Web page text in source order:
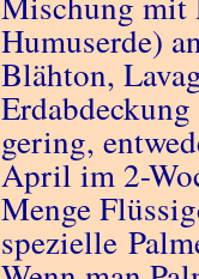
Humuserde)
Blähton,
gering,
April im 2-
Menge
spezielle